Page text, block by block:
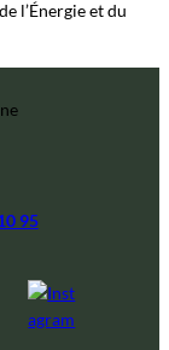
l’Énergie et du
95